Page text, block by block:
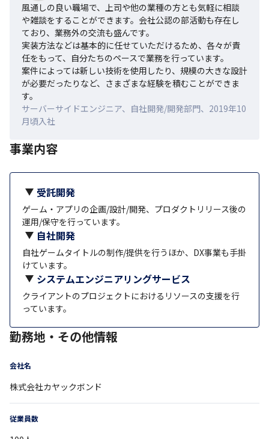
風通しの良い職場で、上司や他の業種の方とも気軽に相談
や雑談をすることができます。会社公認の部活動も存在し
ており、業務外の交流も盛んです。
実装方法などは基本的に任せていただけるため、各々が責
任をもって、自分たちのペースで業務を行っています。
案件によっては新しい技術を使用したり、規模の大きな設計
が必要だったりなど、さまざまな経験を積むことができま
す。
サーバーサイドエンジニア、自社開発/開発部門、2019年10
月頃入社
事業内容
受託開発
ゲーム・アプリの企画/設計/開発、プロダクトリリース後の
運用/保守を行っています。
自社開発
自社ゲームタイトルの制作/提供を行うほか、DX事業も手掛
けています。
システムエンジニアリングサービス
クライアントのプロジェクトにおけるリソースの支援を行
っています。
勤務地・その他情報
会社名
株式会社カヤックボンド
従業員数